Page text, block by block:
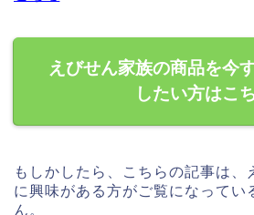
えびせん家族の商品を今
したい方はこ
もしかしたら、こちらの記事は、
に興味がある方がご覧になってい
ん。